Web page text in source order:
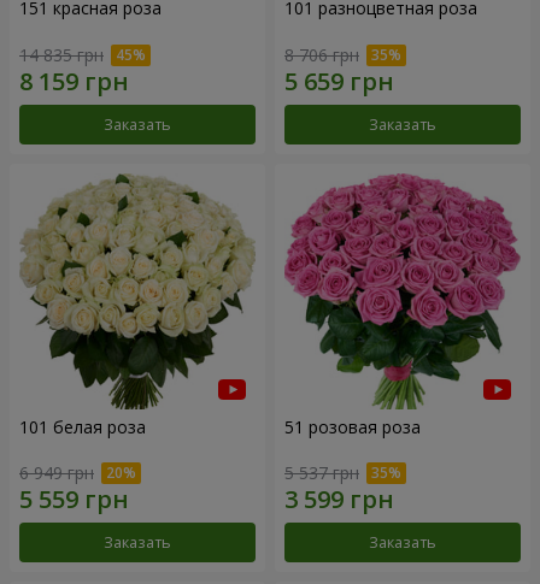
151 красная роза
14 835 грн
Заказать
101 разноцветная роза
8 706 грн
Заказать
101 белая роза
6 949 грн
Заказать
51 розовая роза
5 537 грн
Заказать